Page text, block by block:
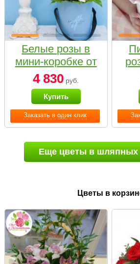
Заказать в один клик
Белые розы в
мини-коробке от
Bella Fiori
4 830 руб.
Купить
Еще цветы в шляпных
Цветы в